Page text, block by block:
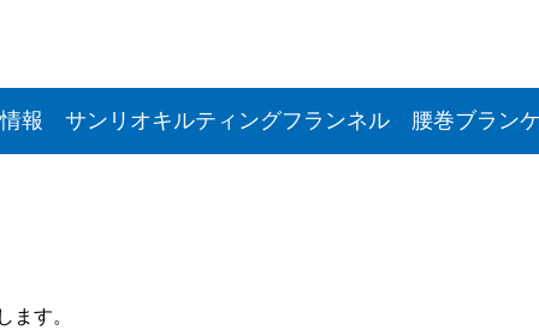
報 サンリオキルティングフランネル 腰巻ブラン
ます。